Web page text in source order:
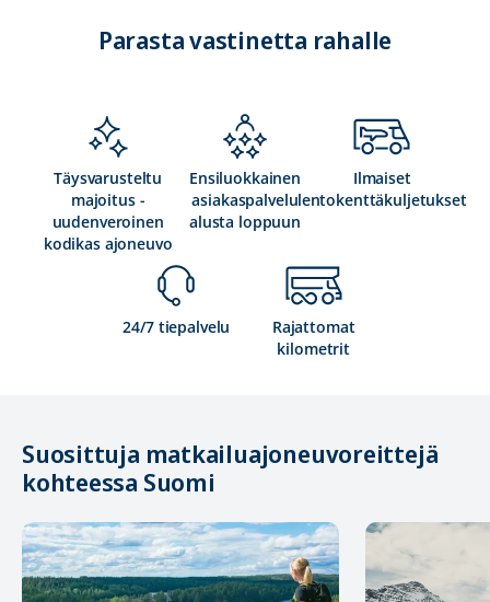
Parasta vastinetta rahalle
Täysvarusteltu
majoitus -
uudenveroinen
kodikas ajoneuvo
Ensiluokkainen
asiakaspalvelu
alusta loppuun
Ilmaiset
lentokenttäkuljetukset
24/7 tiepalvelu
Rajattomat
kilometrit
Suosittuja matkailuajoneuvoreittejä
kohteessa Suomi